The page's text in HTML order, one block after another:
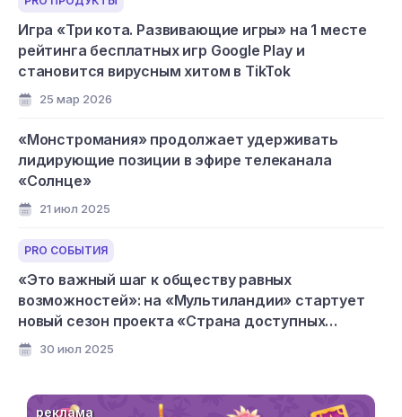
Игра «Три кота. Развивающие игры» на 1 месте
рейтинга бесплатных игр Google Play и
становится вирусным хитом в TikTok
25 мар 2026
«Монстромания» продолжает удерживать
лидирующие позиции в эфире телеканала
«Солнце»
21 июл 2025
PRO СОБЫТИЯ
«Это важный шаг к обществу равных
возможностей»: на «Мультиландии» стартует
новый сезон проекта «Страна доступных
мультфильмов»
30 июл 2025
реклама